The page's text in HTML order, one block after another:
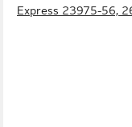
Express 23975-56,